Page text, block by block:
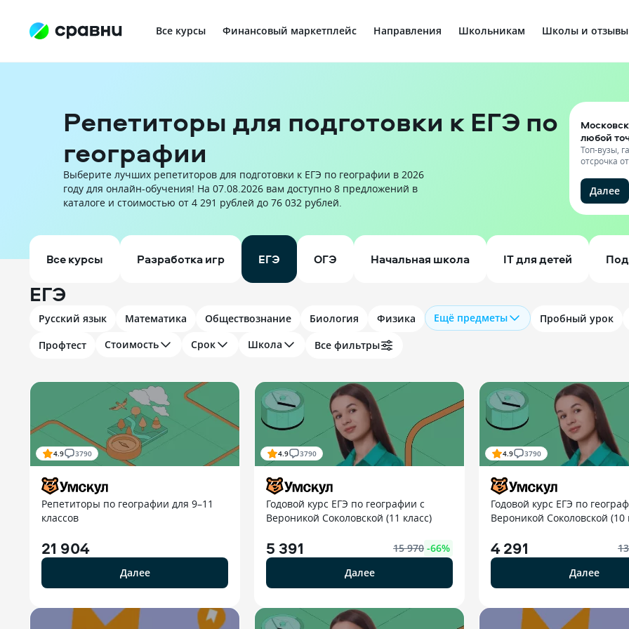
Все курсы Финансовый маркетплейс Направления Школьникам Школы и отзывы
Репетиторы для подготовки к ЕГЭ по
географии
Выберите лучших репетиторов для подготовки к ЕГЭ по географии в 2026
году для онлайн-обучения! На 07.08.2026 вам доступно 8 предложений в
каталоге и стоимостью от 4 291 рублей до 76 032 рублей.
любой
Топ-вузы,
отсрочка
Далее
Все курсы Разработка игр ЕГЭ ОГЭ Начальная школа IT для детей
ЕГЭ
Русский язык Математика Обществознание Биология Физика Ещё предметы
Пробный урок
Профтест
Стоимость Срок Школа Все фильтры
4.9 3790
Репетиторы по географии для 9–11
классов
21 904
Далее
4.9 3790
Годовой курс ЕГЭ по географии с
Вероникой Соколовской (11 класс)
5 391 15 970 -66%
Далее
4.9 3790
Годовой курс ЕГЭ по
Вероникой Соколовской (10
4 291
Далее